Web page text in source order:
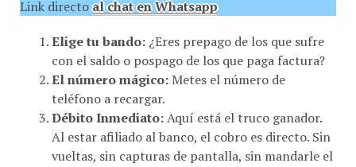
con el saldo o pospago de los que paga factura?
El número mágico:Metes el número de
teléfono a recargar.
Débito Inmediato:Aquí está el truco ganador.
Al estar afiliado al banco, el cobro es directo. Sin
vueltas, sin capturas de pantalla, sin mandarle el
comprobante a nadie por DM.